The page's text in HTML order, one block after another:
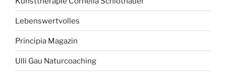
Lebenswertvolles
Principia Magazin
Ulli Gau Naturcoaching